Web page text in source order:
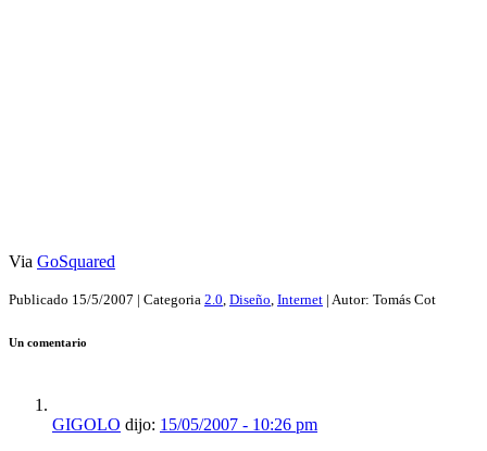
Via GoSquared
Publicado 15/5/2007 | Categoria 2.0, Diseño, Internet | Autor: Tomás Cot
Un comentario
GIGOLO dijo: 15/05/2007 - 10:26 pm